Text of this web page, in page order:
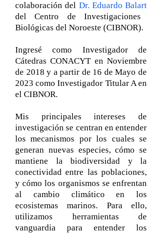
colaboración del Dr. Eduardo Balart
del Centro de Investigaciones
Biológicas del Noroeste (CIBNOR).
Ingresé como Investigador de
Cátedras CONACYT en Noviembre
de 2018 y a partir de 16 de Mayo de
2023 como Investigador Titular A en
el CIBNOR.
Mis principales intereses de
investigación se centran en entender
los mecanismos por los cuales se
generan nuevas especies, cómo se
mantiene la biodiversidad y la
conectividad entre las poblaciones,
y cómo los organismos se enfrentan
al cambio climático en los
ecosistemas marinos. Para ello,
utilizamos herramientas de
vanguardia para entender los